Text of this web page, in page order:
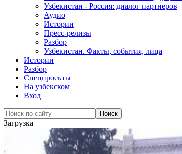
Узбекистан - Россия: диалог партнеров
Аудио
Истории
Пресс-релизы
Разбор
Узбекистан. Факты, события, лица
Истории
Разбор
Спецпроекты
На узбекском
Вход
Загрузка